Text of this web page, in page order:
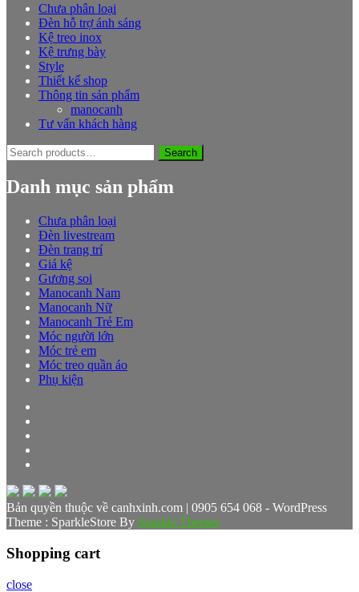
Chưa phân loại
Đèn hỗ trợ ánh sáng
Kệ treo inox
Kệ trưng bày
Style
Thiết kế shop
Thông tin sản phẩm
manocanh
Tư vấn khách hàng
Search
for:
Search
Danh mục sản phẩm
Chưa phân loại
Đèn livestream
Đèn trang trí
Giá kệ
Gương soi
Manocanh Nam
Manocanh Nữ
Manocanh Trẻ Em
Móc người lớn
Móc trẻ em
Móc treo quần áo
Phụ kiện
Bản quyền thuộc về canhxinh.com | 0905 654 068 - WordPress
Theme : SparkleStore By Sparkle Themes
Shopping cart
close